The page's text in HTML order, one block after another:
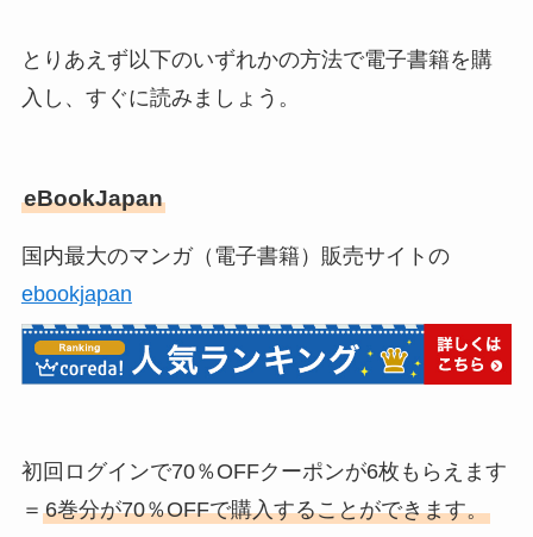
とりあえず以下のいずれかの方法で電子書籍を購
入し、すぐに読みましょう。
eBookJapan
国内最大のマンガ（電子書籍）販売サイトの
ebookjapan
初回ログインで70％OFFクーポンが6枚もらえます
＝ 6巻分が70％OFFで購入することができます。